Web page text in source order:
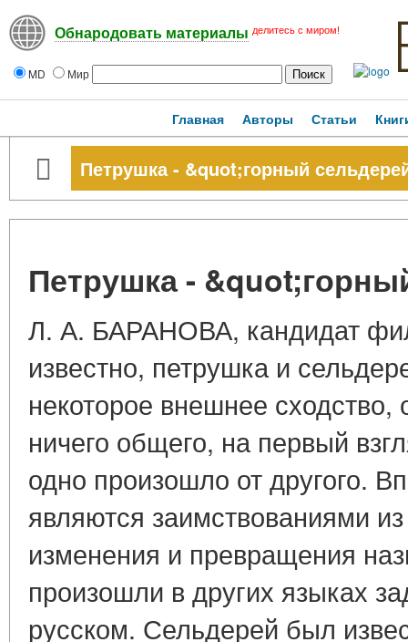
Обнародовать материалы делитесь с миром!
MD Мир
Главная Авторы Статьи
Петрушка - &quot;горный
Петрушка -
Л. А. БАРАНОВА, кандидат
известно, петрушка и
некоторое внешнее сходство,
ничего общего, на первый
одно произошло от другого.
являются заимствованиями
изменения и превращения
произошли в других языках
русском. Сельдерей был